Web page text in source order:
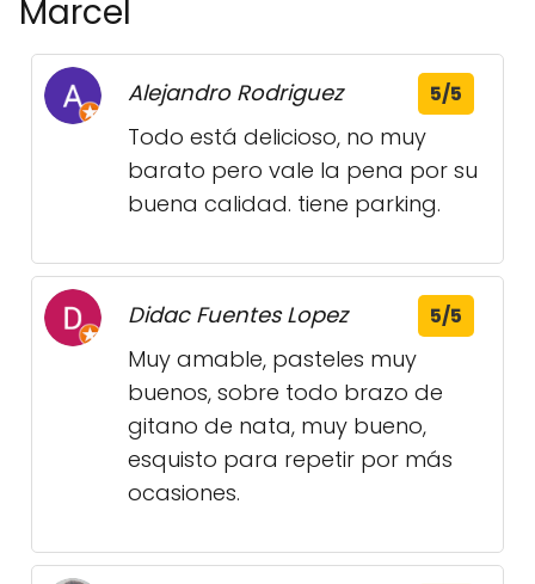
Marcel
Alejandro Rodriguez 5/5
Todo está delicioso, no muy
barato pero vale la pena por su
buena calidad. tiene parking.
Didac Fuentes Lopez 5/5
Muy amable, pasteles muy
buenos, sobre todo brazo de
gitano de nata, muy bueno,
esquisto para repetir por más
ocasiones.